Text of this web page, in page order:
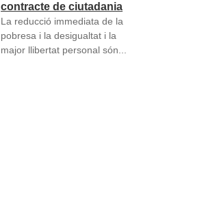
contracte de ciutadania
La reducció immediata de la
pobresa i la desigualtat i la
major llibertat personal són...